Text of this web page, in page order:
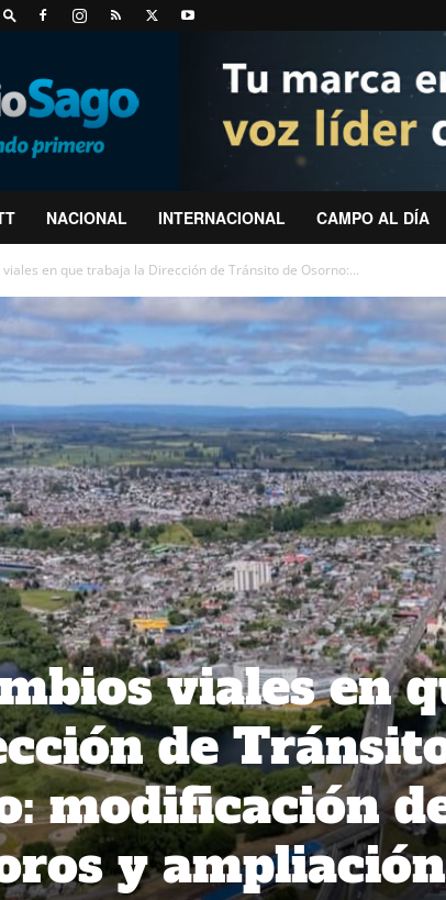
NACIONAL INTERNACIONAL CAMPO AL DÍA
viales en que trabaja la Dirección de Tránsito de Osorno:...
viales en
de
modificación
y